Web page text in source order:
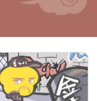
的解读永远